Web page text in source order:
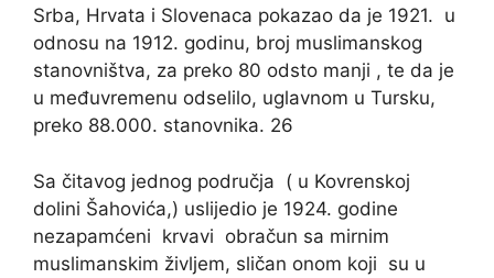
Srba, Hrvata i Slovenaca pokazao da je 1921. u
odnosu na 1912. godinu, broj muslimanskog
stanovništva, za preko 80 odsto manji , te da je
u međuvremenu odselilo, uglavnom u Tursku,
preko 88.000. stanovnika. 26
Sa čitavog jednog područja ( u Kovrenskoj
dolini Šahovića,) uslijedio je 1924. godine
nezapamćeni krvavi obračun sa mirnim
muslimanskim življem, sličan onom koji su u